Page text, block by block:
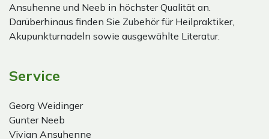
Ansuhenne und Neeb in höchster Qualität an.
Darüberhinaus finden Sie Zubehör für Heilpraktiker,
Akupunkturnadeln sowie ausgewählte Literatur.
Service
Georg Weidinger
Gunter Neeb
Vivian Ansuhenne